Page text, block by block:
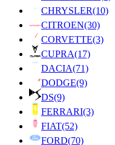
CHRYSLER(10)
CITROEN(30)
CORVETTE(3)
CUPRA(17)
DACIA(71)
DODGE(9)
DS(9)
FERRARI(3)
FIAT(52)
FORD(70)